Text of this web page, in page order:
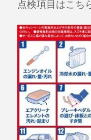
点検項目はこち